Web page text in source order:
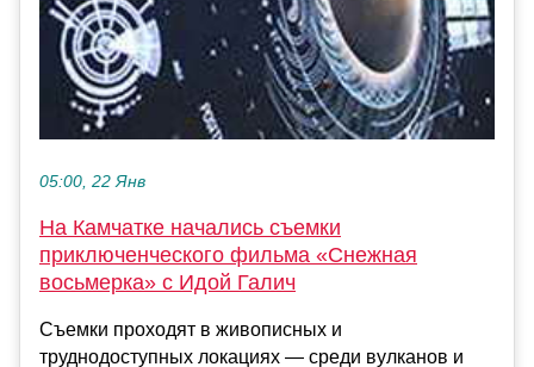
05:00, 22 Янв
На Камчатке начались съемки
приключенческого фильма «Снежная
восьмерка» с Идой Галич
Съемки проходят в живописных и
труднодоступных локациях — среди вулканов и